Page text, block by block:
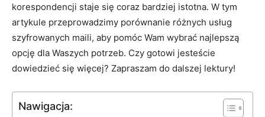
korespondencji staje się coraz bardziej istotna. W tym
artykule przeprowadzimy porównanie różnych usług
szyfrowanych maili, aby pomóc Wam wybrać najlepszą
opcję dla Waszych potrzeb. Czy gotowi jesteście
dowiedzieć się więcej? Zapraszam do dalszej lektury!
Nawigacja: